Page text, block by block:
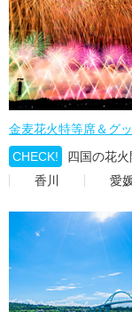
金麦花火特等席＆グ
CHECK!
四国の花
香川
愛